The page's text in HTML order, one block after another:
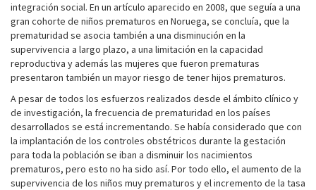
integración social. En un artículo aparecido en 2008, que seguía a una
gran cohorte de niños prematuros en Noruega, se concluía, que la
prematuridad se asocia también a una disminución en la
supervivencia a largo plazo, a una limitación en la capacidad
reproductiva y además las mujeres que fueron prematuras
presentaron también un mayor riesgo de tener hijos prematuros.
A pesar de todos los esfuerzos realizados desde el ámbito clínico y
de investigación, la frecuencia de prematuridad en los países
desarrollados se está incrementando. Se había considerado que con
la implantación de los controles obstétricos durante la gestación
para toda la población se iban a disminuir los nacimientos
prematuros, pero esto no ha sido así. Por todo ello, el aumento de la
supervivencia de los niños muy prematuros y el incremento de la tasa